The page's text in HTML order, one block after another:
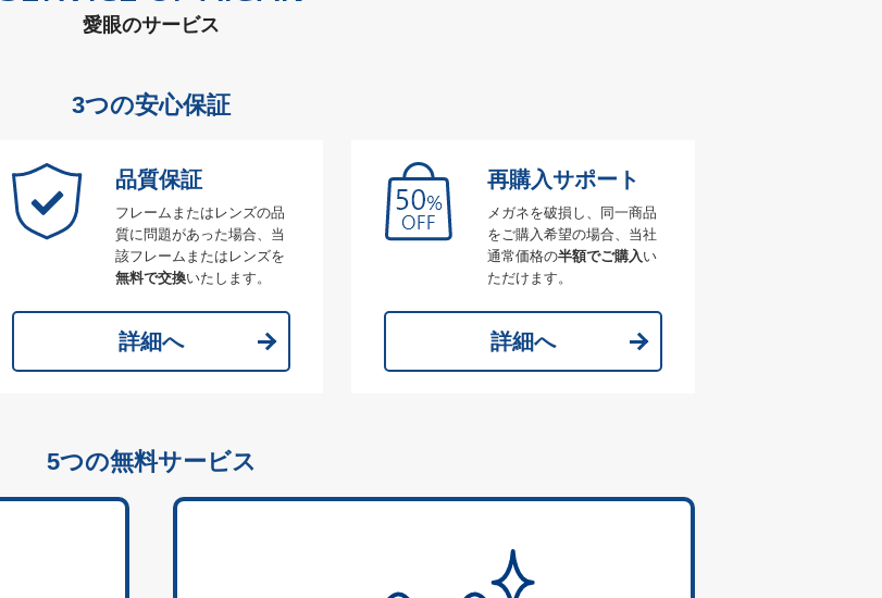
愛眼のサービス
3つの安心保証
品質保証
フレームまたはレンズの品
質に問題があった場合、当
該フレームまたはレンズを
無料で交換いたします。
詳細へ
再購入サポート
メガネを破損し、同一商品
をご購入希望の場合、当社
通常価格の半額でご購入 い
ただけます。
詳細へ
5つの無料サービス